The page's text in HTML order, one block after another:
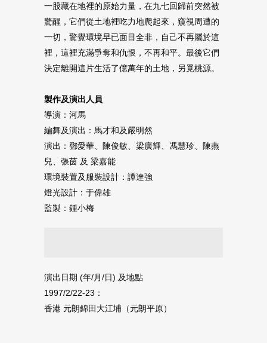
一股藏在地裡的原始力量，在九七回歸前突然被
驚醒，它們從土地裡吃力地爬起來，窺視周遭的
一切，驚覺環境早已面目全非，自己不再屬於這
裡，這裡充滿爭奪和仇恨，不再和平。最後它們
決定離開這片生活了億萬年的土地，另覓桃源。
製作及演出人員
導演：河馬
編舞及演出：馬才和及嚴明然
演出：鄧愛華、陳俊敏、梁廣輝、馮慧珍、陳燕
兒、張茵 及 梁嘉能
環境裝置及服裝設計：譚達強
燈光設計：于偉雄
監製：鍾小梅
演出日期 ‭(‬年‭/‬月‭/‬日‭) ‬及地點
1997/2/22-23：
香港 元朗錦田大江埔（元朗平原）